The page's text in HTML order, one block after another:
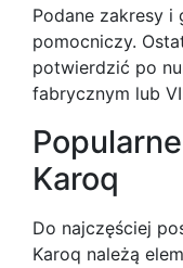
Podane zakresy i
pomocniczy.
potwierdzić po
fabrycznym lub
Karoq
Do najczęściej
Karoq należą